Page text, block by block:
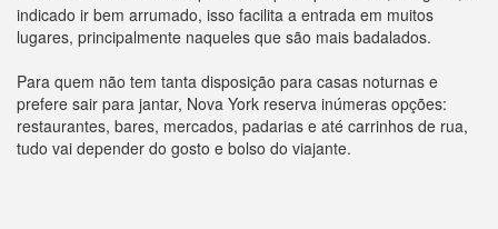
indicado ir bem arrumado, isso facilita a entrada em muitos
lugares, principalmente naqueles que são mais badalados.
Para quem não tem tanta disposição para casas noturnas e
prefere sair para jantar, Nova York reserva inúmeras opções:
restaurantes, bares, mercados, padarias e até carrinhos de rua,
tudo vai depender do gosto e bolso do viajante.